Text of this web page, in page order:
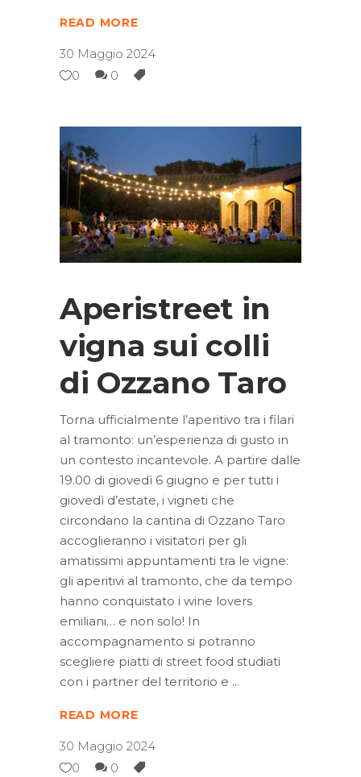
READ MORE
30 Maggio 2024
0
0
Aperistreet in
vigna sui colli
di Ozzano Taro
Torna ufficialmente l’aperitivo tra i filari
al tramonto: un’esperienza di gusto in
un contesto incantevole. A partire dalle
19.00 di giovedì 6 giugno e per tutti i
giovedì d’estate, i vigneti che
circondano la cantina di Ozzano Taro
accoglieranno i visitatori per gli
amatissimi appuntamenti tra le vigne:
gli aperitivi al tramonto, che da tempo
hanno conquistato i wine lovers
emiliani… e non solo! In
accompagnamento si potranno
scegliere piatti di street food studiati
con i partner del territorio e
READ MORE
30 Maggio 2024
0
0